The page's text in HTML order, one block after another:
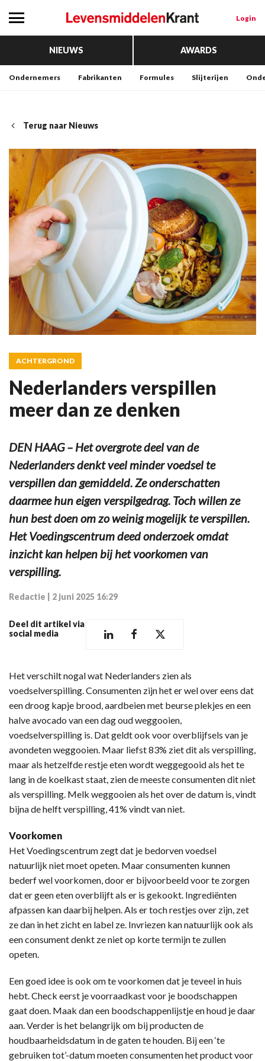
Login
NIEUWS AWARDS
Ondernemers Fabrikanten Formules Slijterijen
Terug naar Nieuws
ACHTERGROND
Nederlanders verspillen
meer dan ze denken
DEN HAAG – Het overgrote deel van de
Nederlanders denkt veel minder voedsel te
verspillen dan gemiddeld. Ze onderschatten
daarmee hun eigen verspilgedrag. Toch willen ze
hun best doen om zo weinig mogelijk te verspillen.
Het Voedingscentrum deed onderzoek omdat
inzicht kan helpen bij het voorkomen van
verspilling.
Redactie 2 juni 2025 16:29
Deel dit artikel via
social media
Het verschilt nogal wat Nederlanders zien als
voedselverspilling. Consumenten zijn het er wel over eens dat
een droog kapje brood, aardbeien met beurse plekjes en een
halve avocado van een dag oud weggooien,
voedselverspilling is. Dat geldt ook voor overblijfsels van je
avondeten weggooien. Maar liefst 83% ziet dit als verspilling,
maar als hetzelfde restje eten wordt weggegooid als het te
lang in de koelkast staat, zien de meeste consumenten dit niet
als verspilling. Melk weggooien als het over de datum is, vindt
bijna de helft verspilling, 41% vindt van niet.
Voorkomen
Het Voedingscentrum zegt dat je bedorven voedsel
natuurlijk niet moet opeten. Maar consumenten kunnen
bederf wel voorkomen, door er bijvoorbeeld voor te zorgen
dat er geen eten overblijft als er is gekookt. Ingrediënten
afpassen kan daarbij helpen. Als er toch restjes over zijn, zet
ze dan in het zicht en label ze. Invriezen kan natuurlijk ook als
een consument denkt ze niet op korte termijn te zullen
opeten.
Een goed idee is ook om te voorkomen dat je teveel in huis
hebt. Check eerst je voorraadkast voor je boodschappen
gaat doen. Maak dan een boodschappenlijstje en houd je daar
aan. Verder is het belangrijk om bij producten de
houdbaarheidsdatum in de gaten te houden. Bij een ‘te
gebruiken tot’-datum moeten consumenten het product voor